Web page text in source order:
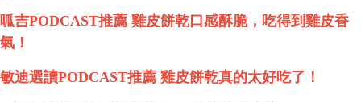
呱吉PODCAST推薦 雞皮餅乾口感酥脆，吃得到雞皮香
氣！
敏迪選讀PODCAST推薦 雞皮餅乾真的太好吃了！